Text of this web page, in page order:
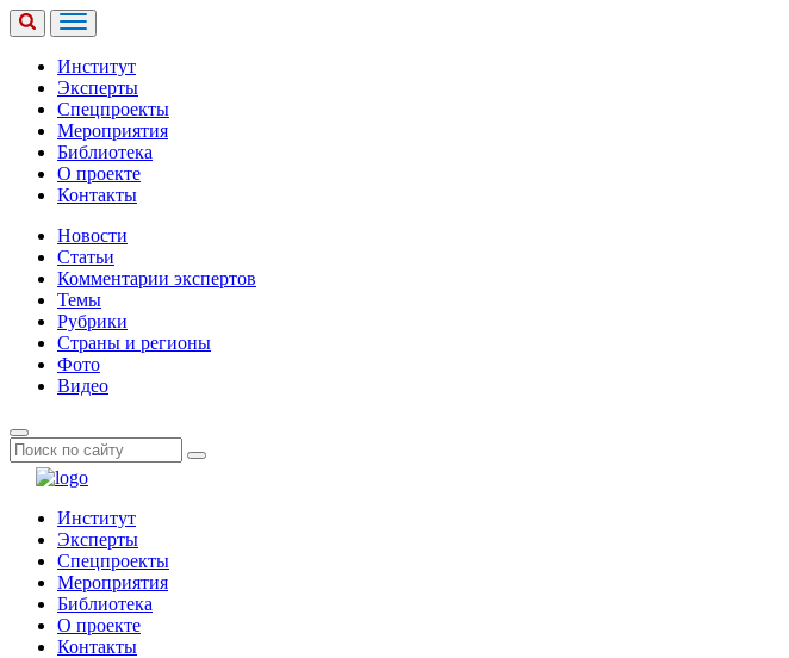
Институт
Эксперты
Спецпроекты
Мероприятия
Библиотека
О проекте
Контакты
Новости
Статьи
Комментарии экспертов
Темы
Рубрики
Страны и регионы
Фото
Видео
Институт
Эксперты
Спецпроекты
Мероприятия
Библиотека
О проекте
Контакты